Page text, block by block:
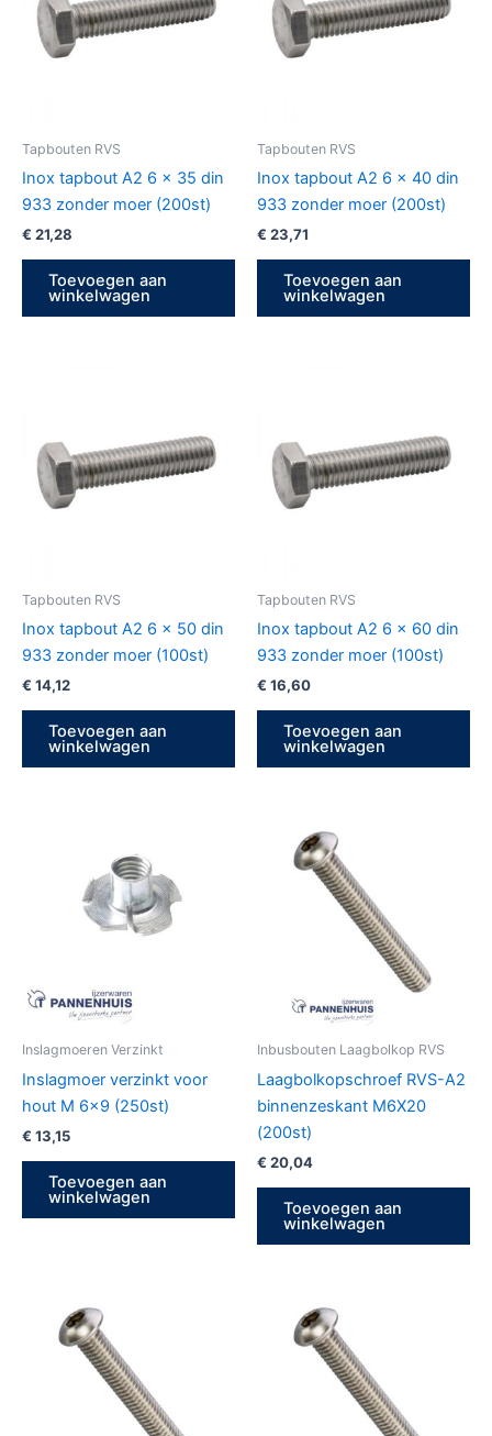
Tapbouten RVS
Inox tapbout A2 6 x 35 din
933 zonder moer (200st)
€ 21,28
Toevoegen aan
winkelwagen
Tapbouten RVS
Inox tapbout A2 6 x 40 din
933 zonder moer (200st)
€ 23,71
Toevoegen aan
winkelwagen
Tapbouten RVS
Inox tapbout A2 6 x 50 din
933 zonder moer (100st)
€ 14,12
Toevoegen aan
winkelwagen
Tapbouten RVS
Inox tapbout A2 6 x 60 din
933 zonder moer (100st)
€ 16,60
Toevoegen aan
winkelwagen
Inslagmoeren Verzinkt
Inslagmoer verzinkt voor
hout M 6×9 (250st)
€ 13,15
Toevoegen aan
winkelwagen
Inbusbouten Laagbolkop RVS
Laagbolkopschroef RVS-A2
binnenzeskant M6X20
(200st)
€ 20,04
Toevoegen aan
winkelwagen